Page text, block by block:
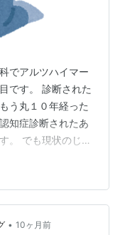
でアルツハイマー
です。 診断された
う丸１０年経った
知症診断されたあ
。 でも現状のじー
の世の母は呼んで
ちゃんの所にいく
言っている状況で
十分長生きだと思
• 10ヶ月前